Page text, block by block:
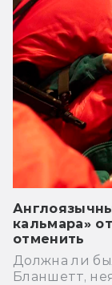
кальмара»
отменить
Должна ли
Бланшетт,